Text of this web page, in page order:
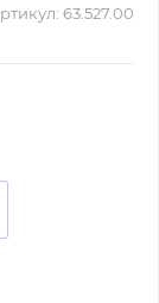
63.527.00